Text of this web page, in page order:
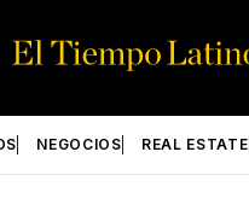
NEGOCIOS REAL ESTATE